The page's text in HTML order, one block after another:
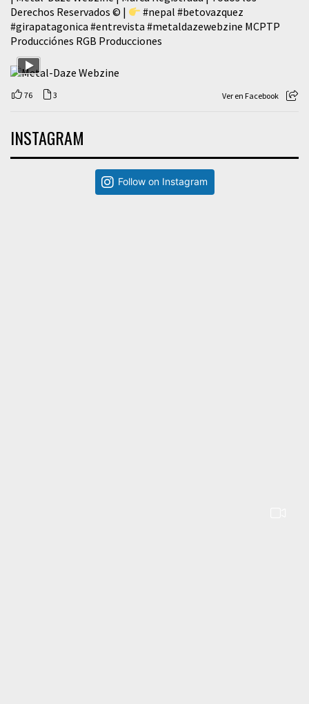
Derechos Reservados © |
#nepal #betovazquez
#girapatagonica #entrevista #metaldazewebzine MCPTP
Producciónes RGB Producciones
76 3 Ver en Facebook
INSTAGRAM
Follow on Instagram